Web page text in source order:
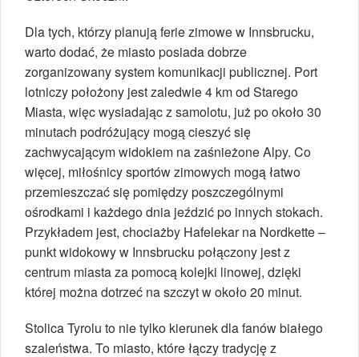
Dla tych, którzy planują ferie zimowe w Innsbrucku,
warto dodać, że miasto posiada dobrze
zorganizowany system komunikacji publicznej. Port
lotniczy położony jest zaledwie 4 km od Starego
Miasta, więc wysiadając z samolotu, już po około 30
minutach podróżujący mogą cieszyć się
zachwycającym widokiem na zaśnieżone Alpy. Co
więcej, miłośnicy sportów zimowych mogą łatwo
przemieszczać się pomiędzy poszczególnymi
ośrodkami i każdego dnia jeździć po innych stokach.
Przykładem jest, chociażby Hafelekar na Nordkette –
punkt widokowy w Innsbrucku połączony jest z
centrum miasta za pomocą kolejki linowej, dzięki
której można dotrzeć na szczyt w około 20 minut.
Stolica Tyrolu to nie tylko kierunek dla fanów białego
szaleństwa. To miasto, które łączy tradycję z